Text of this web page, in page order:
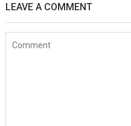
LEAVE A COMMENT